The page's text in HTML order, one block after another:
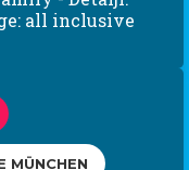
all inclusive
MÜNCHEN